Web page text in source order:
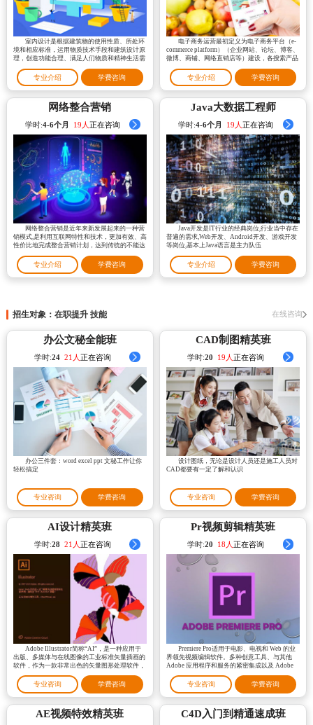
室内设计是根据建筑物的使用性质、所处环
境和相应标准，运用物质技术手段和建筑设计原
理，创造功能合理、满足人们物质和精神生活需
专业介绍 学费咨询
电子商务运营最初定义为电子商务平台（e-
commerce platform）（企业网站、论坛、博客、
微博、商铺、网络直销店等）建设，各搜索产品
络产品研发及盈利
专业介绍 学费咨询
网络整合营销
学时:4-6个月 22人 正在咨询
网络整合营销是近年来新发展起来的一种营
销模式,是利用互联网特性和技术，更加有效、高
性价比地完成整合营销计划，达到传统的不能达
策略，实现企业营销的高效率、低成本、大影响
专业介绍 学费咨询
Java大数据工程师
学时:4-6个月 23人正在咨询
Java开发是IT行业的经典岗位,行业当中存在
普遍的需求,Web开发、Android开发、游戏开发
等岗位,基本上Java语言是主力队伍
专业介绍 学费咨询
招生对象：在职提升 技能 在线咨询
办公文秘全能班
学时:24 23人 正在咨询
办公三件套：word excel ppt 文秘工作让你
轻松搞定
专业咨询 学费咨询
CAD制图精英班
学时:20 21人正在咨询
设计图纸，无论是设计人员还是施工人员对
CAD都要有一定了解和认识
专业咨询 学费咨询
AI设计精英班
学时:28 23人 正在咨询
Adobe Illustrator简称“AI”，是一种应用于
出版、多媒体与在线图像的工业标准矢量插画的
软件，作为一款非常出色的矢量图形处理软件，
插画、多媒体图像处理与互联网页面的制作等，
也可以为线稿提供较高的精度与控制，适合生产
任何小型设计到大型的复杂项目。
专业咨询 学费咨询
Pr视频剪辑精英班
学时:20 16人正在咨询
Premiere Pro适用于电影、电视和 Web 的业
界领先视频编辑软件。多种创意工具、与其他
Adobe 应用程序和服务的紧密集成以及 Adobe
的影片和视频。
专业咨询 学费咨询
AE视频特效精英班 C4D入门到精通速成班